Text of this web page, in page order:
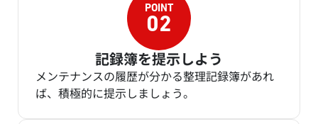
記録簿を提示しよう
メンテナンスの履歴が分かる整理記録簿があれ
ば、積極的に提示しましょう。